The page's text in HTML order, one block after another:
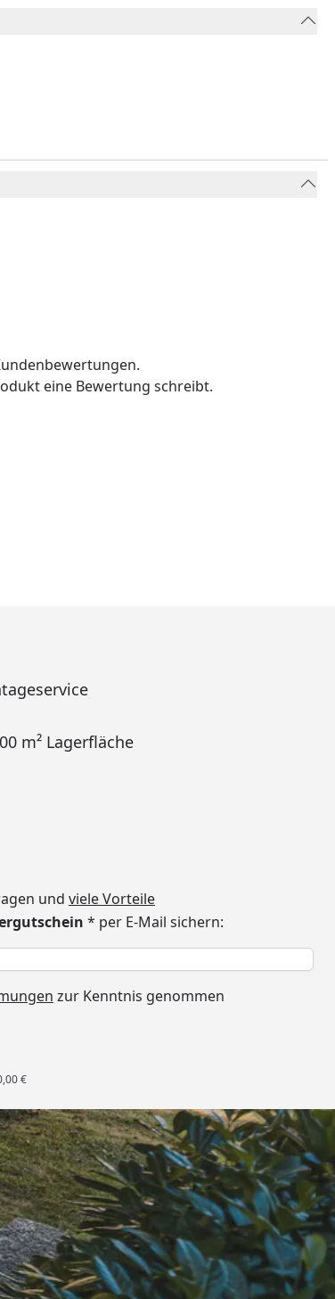
eine Bewertung schreibt.
m² Lagerfläche
und viele Vorteile
* per E-Mail sichern:
zur Kenntnis genommen
€